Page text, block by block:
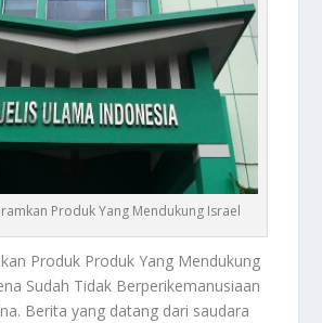
Produk Yang Mendukung Israel
Produk Produk Yang Mendukung
Sudah Tidak Berperikemanusiaan
Berita yang datang dari saudara